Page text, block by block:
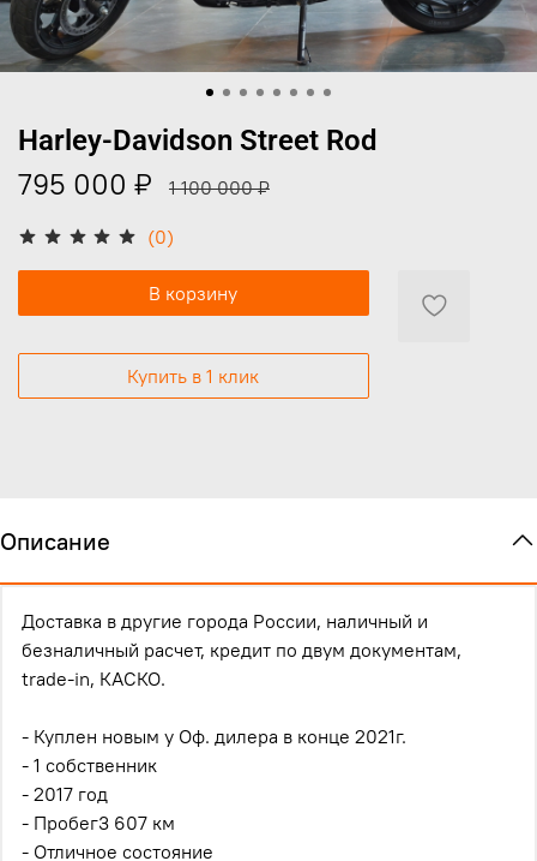
(0)
Harley-Davidson Street Rod
795 000 ₽ 1 100 000 ₽
В корзину
Купить в 1 клик
Описание
Доставка в другие города России, наличный и
безналичный расчет, кредит по двум документам,
trade-in, КАСКО.
- Куплен новым у Оф. дилера в конце 2021г.
- 1 собственник
- 2017 год
- Пробег3 607 км
- Отличное состояние